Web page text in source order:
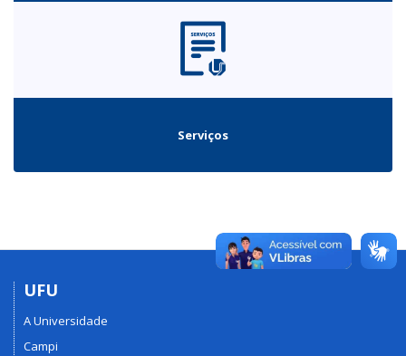
Serviços
UFU
A Universidade
Campi